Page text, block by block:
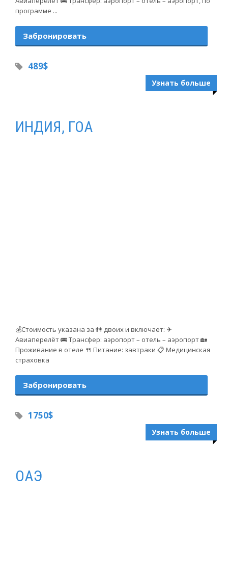
программе ...
Забронировать
489$
Узнать больше
ИНДИЯ, ГОА
💰Стоимость указана за 👫 двоих и включает: ✈
Авиаперелёт 🚌 Трансфер: аэропорт – отель – аэропорт 🏡
Проживание в отеле 🍴 Питание: завтраки 📋 Медицинская
страховка
Забронировать
1750$
Узнать больше
ОАЭ